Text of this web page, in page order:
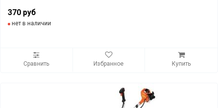
370 руб
нет в наличии
Сравнить Избранное Купить